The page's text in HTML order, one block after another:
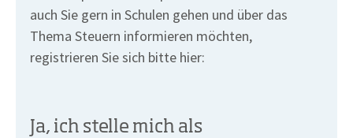
auch Sie gern in Schulen gehen und über das
Thema Steuern informieren möchten,
registrieren Sie sich bitte hier:
Ja, ich stelle mich als